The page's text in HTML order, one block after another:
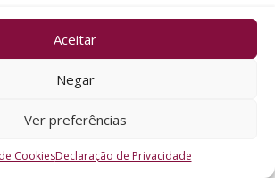
Aceitar
Negar
Ver preferências
CookiesDeclaração de Privacidade